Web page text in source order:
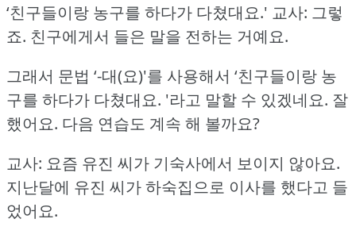
‘친구들이랑 농구를 하다가 다쳤대요.' 교사: 그렇
죠. 친구에게서 들은 말을 전하는 거예요.
그래서 문법 ‘-대(요)'를 사용해서 ‘친구들이랑 농
구를 하다가 다쳤대요. '라고 말할 수 있겠네요. 잘
했어요. 다음 연습도 계속 해 볼까요?
교사: 요즘 유진 씨가 기숙사에서 보이지 않아요.
지난달에 유진 씨가 하숙집으로 이사를 했다고 들
었어요.